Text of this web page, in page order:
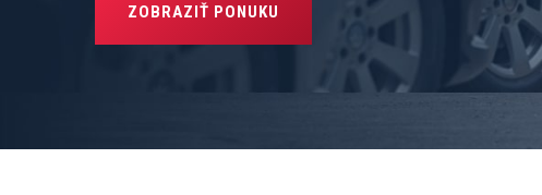
ZOBRAZIŤ PONUKU